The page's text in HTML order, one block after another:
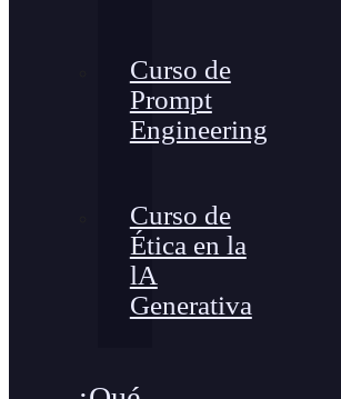
Curso de
Prompt
Engineering
Curso de
Ética en la
lA
Generativa